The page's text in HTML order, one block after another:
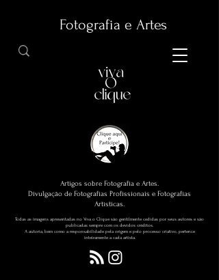
Fotografia e Artes
Artigos sobre Fotografia e Artes.
Divulgação de Fotografias Profissionais e Fotografias
Artísticas.
Todas as imagens apresentadas no Viva o Clique são gentilmente cedidas por seus autores e são
publicadas sempre com os devidos créditos.
A autoria, bem como a responsabilidade pela origem e pelo processo criativo, pertence
inteiramente a cada artista.